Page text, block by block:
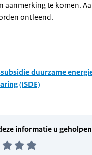
aanmerking te komen.
ontleend.
duurzame
(ISDE)